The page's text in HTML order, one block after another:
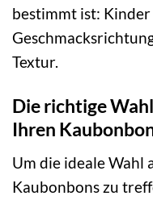
bestimmt ist:
Textur.
Die richtige
Ihren
Um die ideale Wahl
Kaubonbons zu